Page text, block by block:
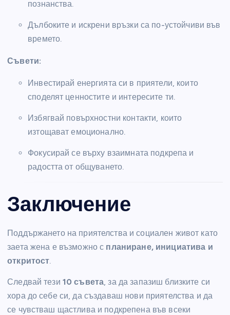
познанства.
Дълбоките и искрени връзки са по-устойчиви във
времето.
Съвети:
Инвестирай енергията си в приятели, които
споделят ценностите и интересите ти.
Избягвай повърхностни контакти, които
изтощават емоционално.
Фокусирай се върху взаимната подкрепа и
радостта от общуването.
Заключение
Поддържането на приятелства и социален живот като
заета жена е възможно с планиране, инициатива и
откритост.
Следвай тези 10 съвета , за да запазиш близките си
хора до себе си, да създаваш нови приятелства и да
се чувстваш щастлива и подкрепена във всеки